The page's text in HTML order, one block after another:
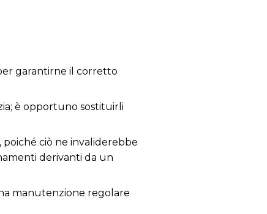
garantirne il corretto
è opportuno sostituirli
ciò ne invaliderebbe
derivanti da un
manutenzione regolare